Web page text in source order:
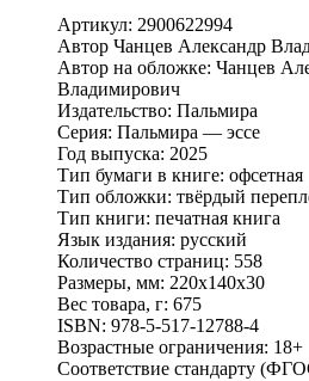
Артикул: 2900622994
Автор Чанцев Александр
Автор на обложке: Чанцев
Владимирович
Издательство: Пальмира
Серия: Пальмира — эссе
Год выпуска: 2025
Тип бумаги в книге: офсетная
Тип обложки: твёрдый
Тип книги: печатная книга
Язык издания: русский
Количество страниц: 558
Размеры, мм: 220х140х30
Вес товара, г: 675
ISBN: 978-5-517-12788-4
Возрастные ограничения: 18+
Соответствие стандарту